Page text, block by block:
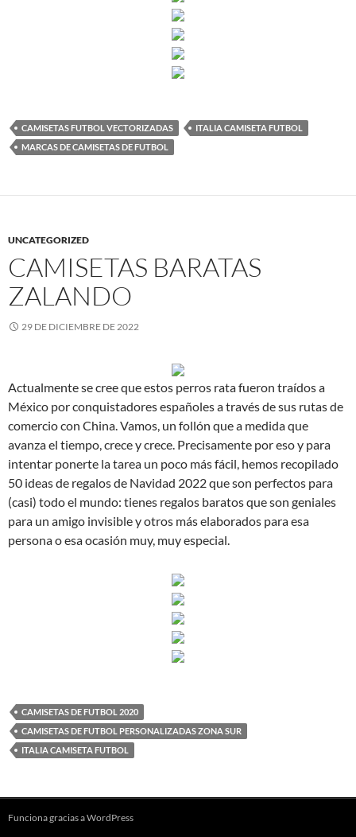
CAMISETAS FUTBOL VECTORIZADAS
ITALIA CAMISETA FUTBOL
MARCAS DE CAMISETAS DE FUTBOL
UNCATEGORIZED
CAMISETAS BARATAS
ZALANDO
29 DE DICIEMBRE DE 2022
Actualmente se cree que estos perros rata fueron traídos a
México por conquistadores españoles a través de sus rutas de
comercio con China. Vamos, un follón que a medida que
avanza el tiempo, crece y crece. Precisamente por eso y para
intentar ponerte la tarea un poco más fácil, hemos recopilado
50 ideas de regalos de Navidad 2022 que son perfectos para
(casi) todo el mundo: tienes regalos baratos que son geniales
para un amigo invisible y otros más elaborados para esa
persona o esa ocasión muy, muy especial.
CAMISETAS DE FUTBOL 2020
CAMISETAS DE FUTBOL PERSONALIZADAS ZONA SUR
ITALIA CAMISETA FUTBOL
Funciona gracias a WordPress